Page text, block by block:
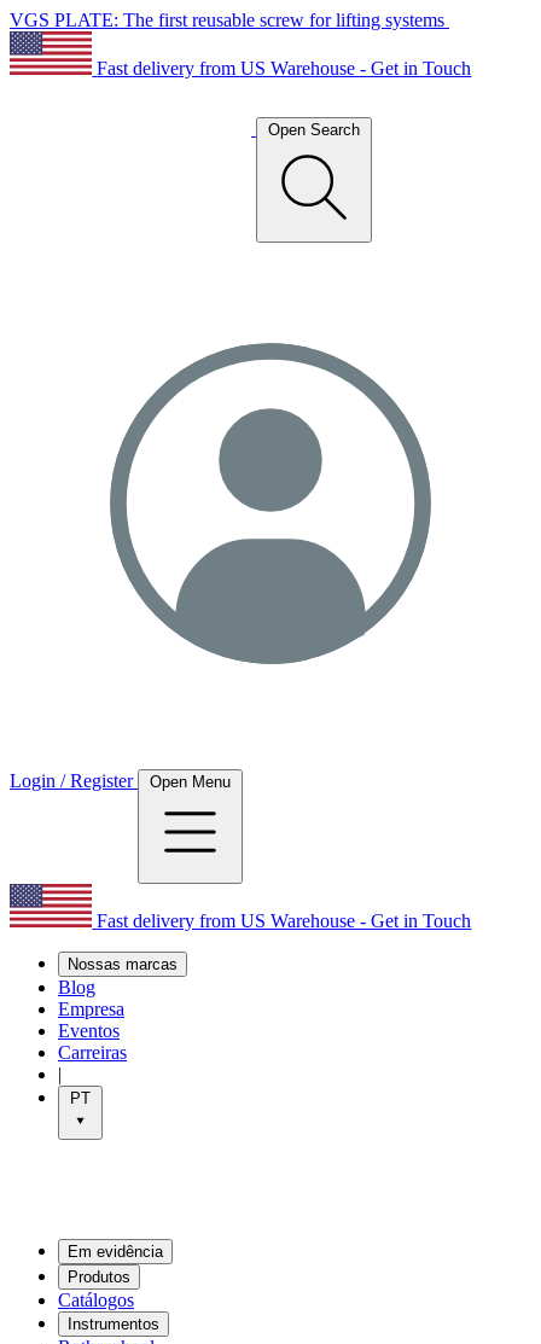
VGS PLATE: The first reusable screw for lifting systems
Fast delivery from US Warehouse - Get in Touch
Open Search
Login / Register Open Menu
Fast delivery from US Warehouse - Get in Touch
Nossas marcas
Blog
Empresa
Eventos
Carreiras
|
PT
Em evidência
Produtos
Catálogos
Instrumentos